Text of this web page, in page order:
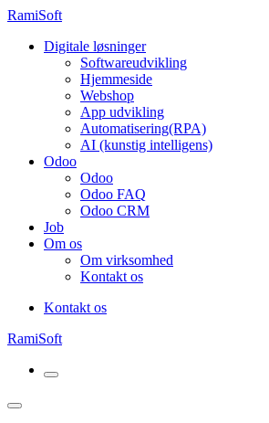
RamiSoft
Digitale løsninger
Softwareudvikling
Hjemmeside
Webshop
App udvikling
Automatisering(RPA)
AI (kunstig intelligens)
Odoo
Odoo
Odoo FAQ
Odoo CRM
Job
Om os
Om virksomhed
Kontakt os
Kontakt os
RamiSoft